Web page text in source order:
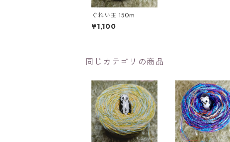
ぐれい玉 150m
¥1,100
同じカテゴリの商品